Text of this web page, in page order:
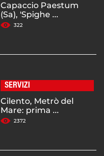
Capaccio Paestum
(Sa), 'Spighe ...
322
SERVIZI
Cilento, Metrò del
Mare: prima ...
2372